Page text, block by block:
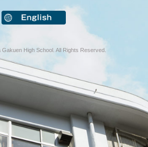
High School. All Rights Reserved.